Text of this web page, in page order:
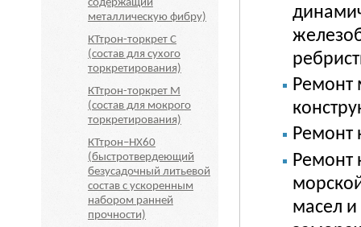
содержащий
металлическую фибру)
КТтрон-торкрет С
(состав для сухого
торкретирования)
КТтрон-торкрет М
(состав для мокрого
торкретирования)
КТтрон–НХ60
(быстротвердеющий
безусадочный литьевой
состав с ускоренным
набором ранней
прочности)
Ремонт
Ремонт
Ремонт
масел